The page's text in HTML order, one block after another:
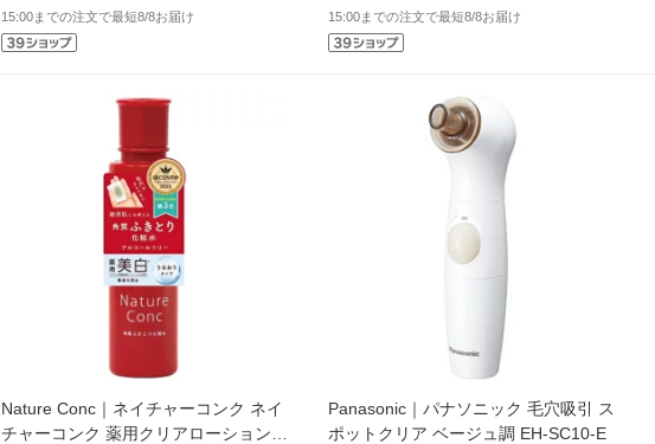
15:00までの注文で最短8/8お届け 15:00までの注文で最短8/8お届け
Nature Conc｜ネイチャーコンク ネイ
チャーコンク 薬用クリアローション
Panasonic｜パナソニック 毛穴吸引 ス
ポットクリア ベージュ調 EH-SC10-E